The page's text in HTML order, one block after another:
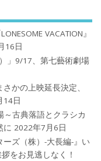
VACATION』
16日
」9/17、第七藝術劇場
かの上映延長決定、
14日
古典落語とクラシカ
に 2022年7月6日
ズ（株）-大長編-』い
をお見逃しなく！